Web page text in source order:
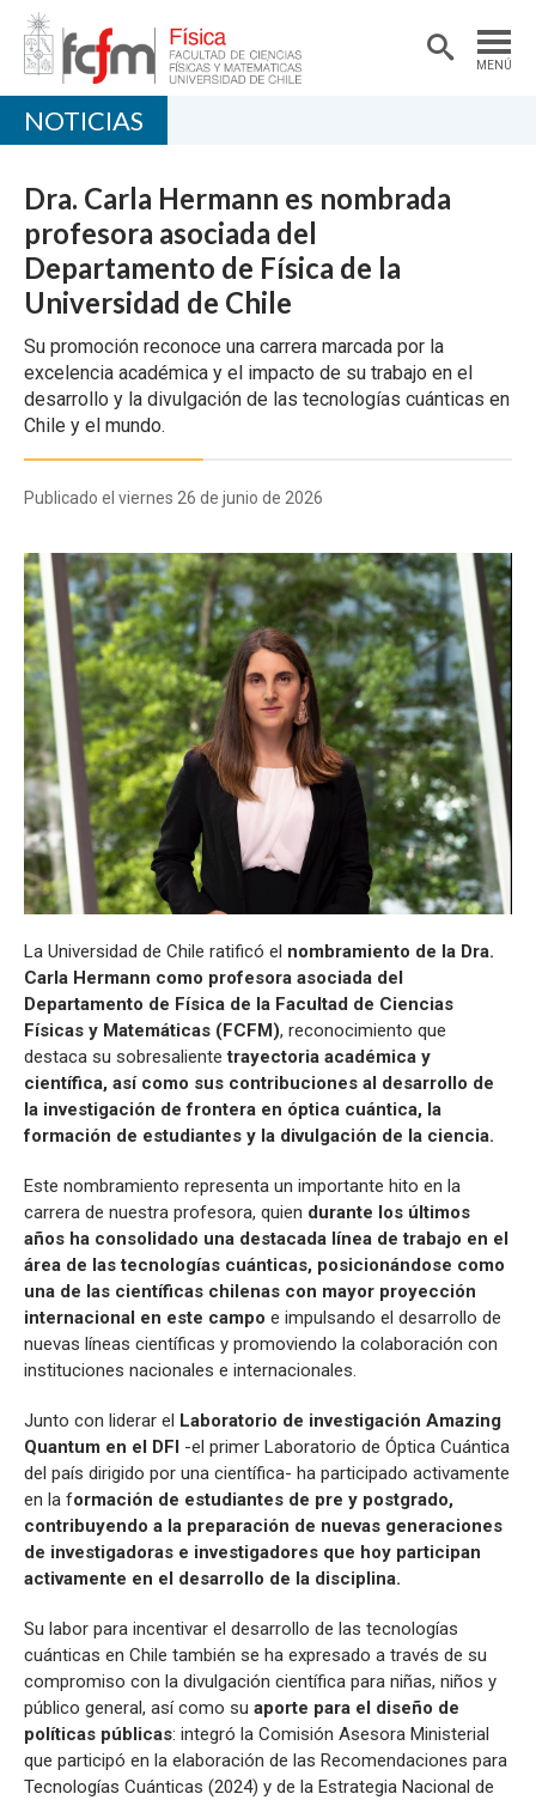
MENÚ
ACADÉMICAS/OS
DOCENCIA
INVESTIGACIÓN
EXTENSIÓN
NOTICIAS
Dra. Carla Hermann es nombrada
profesora asociada del
Departamento de Física de la
Universidad de Chile
Su promoción reconoce una carrera marcada por la
excelencia académica y el impacto de su trabajo en el
desarrollo y la divulgación de las tecnologías cuánticas en
Chile y el mundo.
Publicado el viernes 26 de junio de 2026
La Universidad de Chile ratificó el nombramiento de la Dra.
Carla Hermann como profesora asociada del
Departamento de Física de la Facultad de Ciencias
Físicas y Matemáticas (FCFM), reconocimiento que
destaca su sobresalientetrayectoria académica y
científica, así como sus contribuciones al desarrollo de
la investigación de frontera en óptica cuántica, la
formación de estudiantes y la divulgación de la ciencia.
Este nombramiento representa un importante hito en la
carrera de nuestra profesora, quien durante los últimos
años ha consolidado una destacada línea de trabajo en el
área de las tecnologías cuánticas, posicionándose como
una de las científicas chilenas con mayor proyección
internacional en este campo e impulsando el desarrollo de
nuevas líneas científicas y promoviendo la colaboración con
instituciones nacionales e internacionales.
Junto con liderar el Laboratorio de investigación Amazing
Quantum en el DFI -el primer Laboratorio de Óptica Cuántica
del país dirigido por una científica- ha participado activamente
en la formación de estudiantes de pre y postgrado,
contribuyendo a la preparación de nuevas generaciones
de investigadoras e investigadores que hoy participan
activamente en el desarrollo de la disciplina.
Su labor para incentivar el desarrollo de las tecnologías
cuánticas en Chile también se ha expresado a través de su
compromiso con la divulgación científica para niñas, niños y
público general, así como su aporte para el diseño de
políticas públicas: integró la Comisión Asesora Ministerial
que participó en la elaboración de las Recomendaciones para
Tecnologías Cuánticas (2024) y de la Estrategia Nacional de